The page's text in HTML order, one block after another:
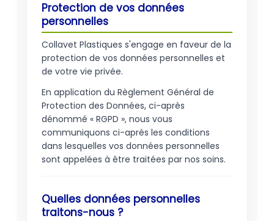
Protection de vos données
personnelles
Collavet Plastiques s'engage en faveur de la
protection de vos données personnelles et
de votre vie privée.
En application du Règlement Général de
Protection des Données, ci-après
dénommé « RGPD », nous vous
communiquons ci-après les conditions
dans lesquelles vos données personnelles
sont appelées à être traitées par nos soins.
Quelles données personnelles
traitons-nous ?